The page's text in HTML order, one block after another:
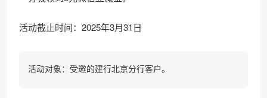
活动截止时间：2025年3月31日
活动对象：受邀的建行北京分行客户。